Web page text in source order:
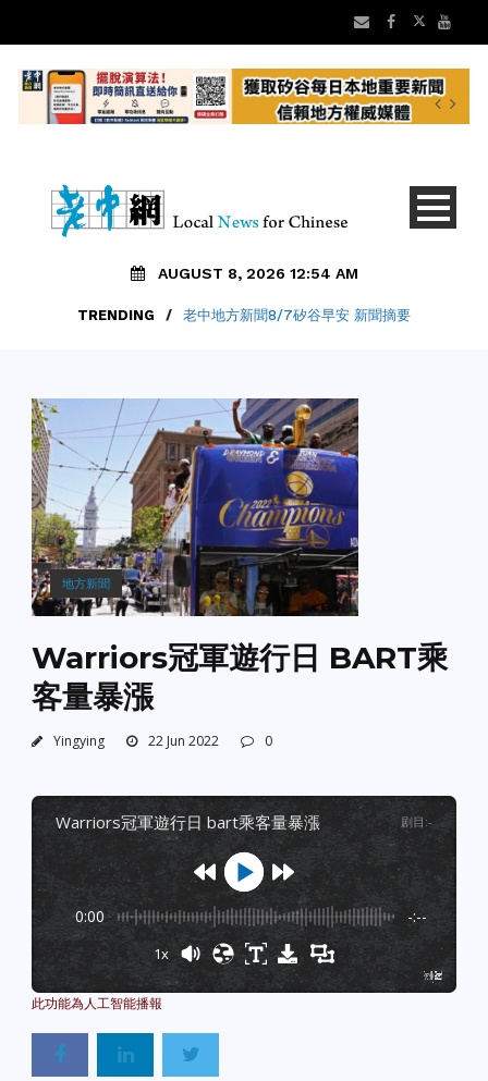
AUGUST 8, 2026 12:54 AM
TRENDING / 老中地方新聞8/7矽谷早安 新聞摘要
地方新聞
Warriors冠軍遊行日 BART乘
客量暴漲
Yingying 22 Jun 2022 0
warriors冠軍遊行日 bart乘客量暴漲 剧目 :-
0:00 -:--
1x
GSpeech